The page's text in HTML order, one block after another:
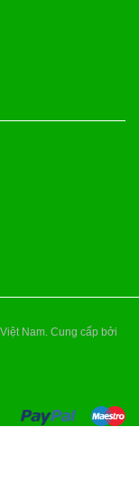
Nam. Cung cấp bởi